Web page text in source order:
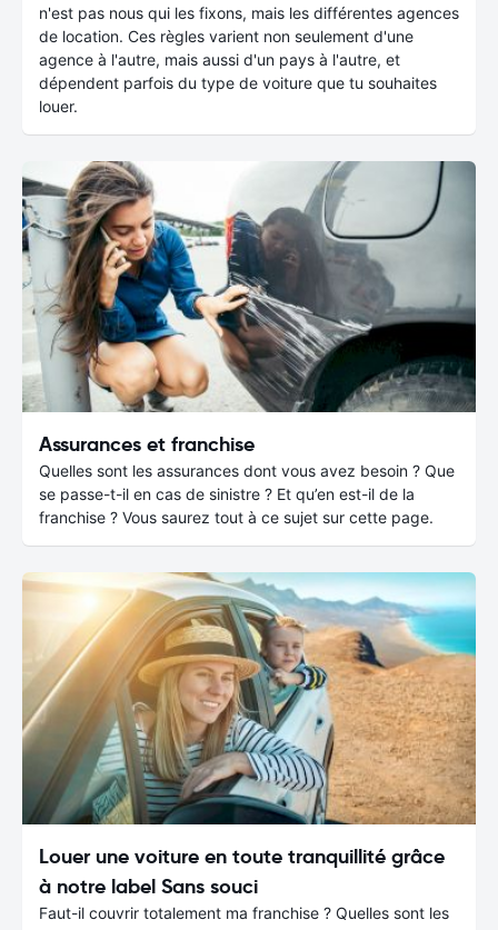
n'est pas nous qui les fixons, mais les différentes agences
de location. Ces règles varient non seulement d'une
agence à l'autre, mais aussi d'un pays à l'autre, et
dépendent parfois du type de voiture que tu souhaites
louer.
Assurances et franchise
Quelles sont les assurances dont vous avez besoin ? Que
se passe-t-il en cas de sinistre ? Et qu’en est-il de la
franchise ? Vous saurez tout à ce sujet sur cette page.
Louer une voiture en toute tranquillité grâce
à notre label Sans souci
Faut-il couvrir totalement ma franchise ? Quelles sont les